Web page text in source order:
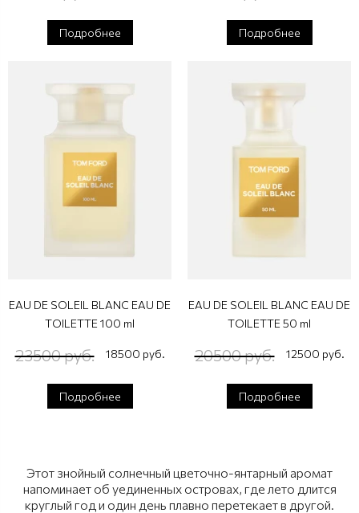
Подробнее Подробнее
EAU DE SOLEIL BLANC EAU DE
TOILETTE 100 ml
23500 руб. 18500 руб.
Подробнее
EAU DE SOLEIL BLANC EAU DE
TOILETTE 50 ml
20500 руб. 12500 руб.
Подробнее
Этот знойный солнечный цветочно-янтарный аромат
напоминает об уединенных островах, где лето длится
круглый год и один день плавно перетекает в другой.